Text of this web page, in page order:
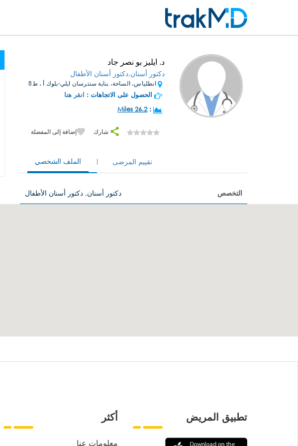
د. ايليز بو نصر جاد
دكتور أسنان,دكتور أسنان الأطفال
انطلياس، الساحة، بناية سنترسان ايلي-بلوك أ ، ط8
الحصول على الاتجاهات : انقر هنا
:
26.2 Miles
شارك إضافة إلى المفضلة
الملف الشخصي تقييم المرضى
التخصص دكتور أسنان, دكتور أسنان الأطفال
أكثر
معلومات عنا
تطبيق المريض